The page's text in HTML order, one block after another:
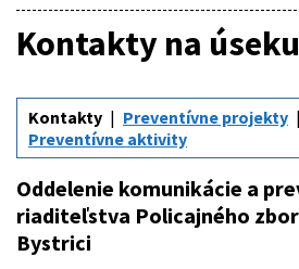
Kontakty na
Kontakty
Preventívne projekty
Preventívne aktivity
Oddelenie komunikácie a
riaditeľstva Policajného
Bystrici